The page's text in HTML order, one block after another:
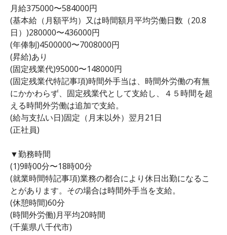
月給375000〜584000円
(基本給（月額平均）又は時間額月平均労働日数（20.8
日）)280000〜436000円
(年俸制)4500000〜7008000円
(昇給)あり
(固定残業代)95000〜148000円
(固定残業代特記事項)時間外手当は、時間外労働の有無
にかかわらず、固定残業代として支給し、４５時間を超
える時間外労働は追加で支給。
(給与支払い日)固定（月末以外）翌月21日
(正社員)
▼勤務時間
(1)9時00分〜18時00分
(就業時間特記事項)業務の都合により休日出勤になるこ
とがあります。その場合は時間外手当を支給。
(休憩時間)60分
(時間外労働)月平均20時間
(千葉県八千代市)